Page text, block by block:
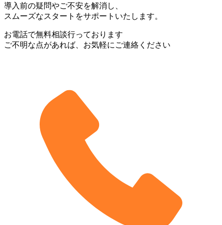
導入前の疑問やご不安を解消し、
スムーズなスタートをサポートいたします。
お電話で無料相談行っております
ご不明な点があれば、お気軽にご連絡ください